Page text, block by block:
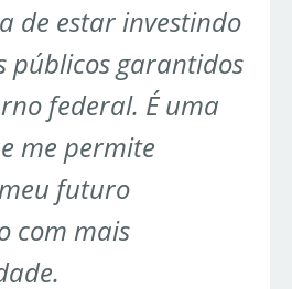
de estar investindo
públicos garantidos
federal. É uma
me permite
futuro
com mais